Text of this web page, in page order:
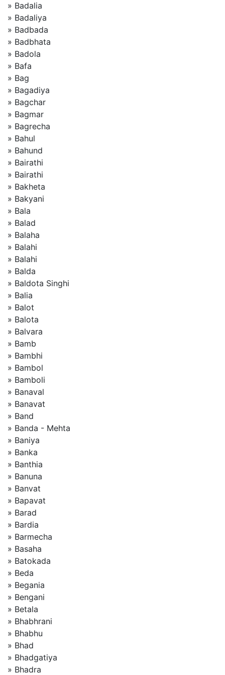
» Badalia
» Badaliya
» Badbada
» Badbhata
» Badola
» Bafa
» Bag
» Bagadiya
» Bagchar
» Bagmar
» Bagrecha
» Bahul
» Bahund
» Bairathi
» Bairathi
» Bakheta
» Bakyani
» Bala
» Balad
» Balaha
» Balahi
» Balahi
» Balda
» Baldota Singhi
» Balia
» Balot
» Balota
» Balvara
» Bamb
» Bambhi
» Bambol
» Bamboli
» Banaval
» Banavat
» Band
» Banda - Mehta
» Baniya
» Banka
» Banthia
» Banuna
» Banvat
» Bapavat
» Barad
» Bardia
» Barmecha
» Basaha
» Batokada
» Beda
» Begania
» Bengani
» Betala
» Bhabhrani
» Bhabhu
» Bhad
» Bhadgatiya
» Bhadra